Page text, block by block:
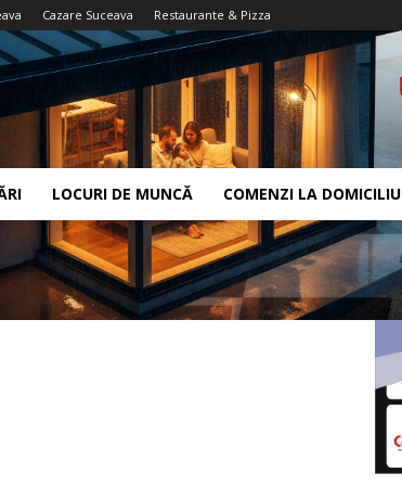
Cazare Suceava Restaurante & Pizza
LOCURI DE MUNCĂ COMENZI LA DOMICILIU
argint si accesorii